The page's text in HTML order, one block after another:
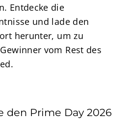
Entdecke die
und lade den
herunter, um zu
vom Rest des
den Prime Day 2026